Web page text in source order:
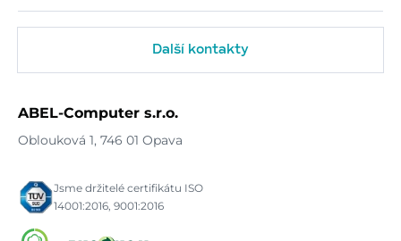
Další kontakty
ABEL-Computer s.r.o.
Oblouková 1, 746 01 Opava
Jsme držitelé certifikátu ISO
14001:2016, 9001:2016